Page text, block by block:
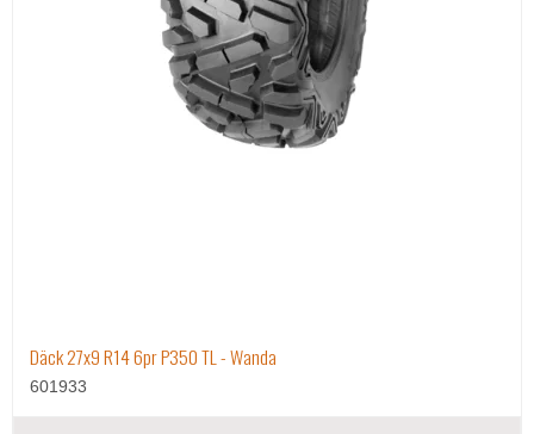
Däck 27x9 R14 6pr P350 TL - Wanda
601933